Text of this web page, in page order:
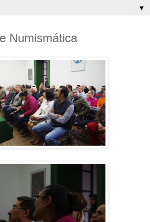
▼
Numismática